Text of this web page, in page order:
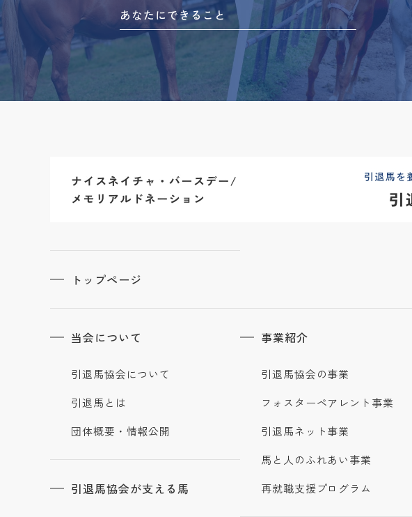
あなたにできること
トップページ
当会について
引退馬協会について
引退馬とは
団体概要・情報公開
引退馬協会が支える馬
事業紹介
引退馬協会の事業
フォスターペアレント事業
引退馬ネット事業
馬と人のふれあい事業
再就職支援プログラム